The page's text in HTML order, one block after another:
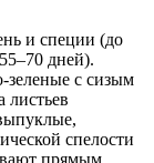
и специи (до
дней).
зеленые с сизым
листьев
спелости